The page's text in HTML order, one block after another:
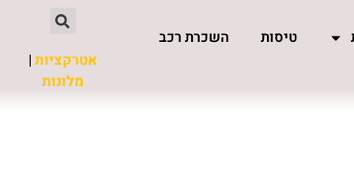
טיסות
השכרת רכב
אטרקציות|
מלונות